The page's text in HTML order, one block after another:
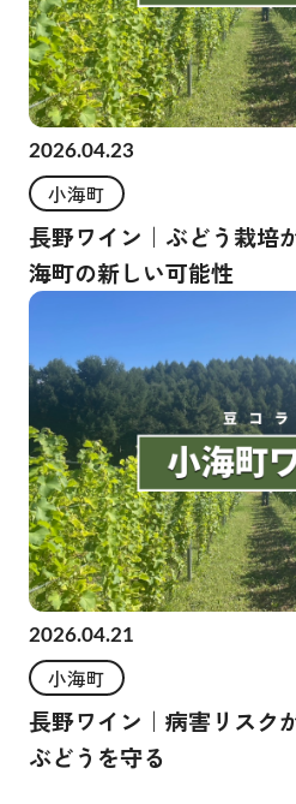
2026.04.23
小海町
長野ワイン｜ぶどう栽培
海町の新しい可能性
2026.04.21
小海町
長野ワイン｜病害リスク
ぶどうを守る